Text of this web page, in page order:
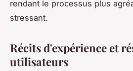
rendant le processus plus
stressant.
Récits d'expérience et
utilisateurs